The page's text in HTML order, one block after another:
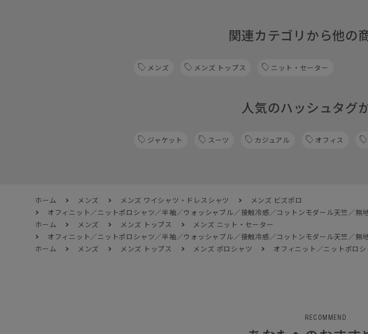
関連カテゴリから他の
メンズ メンズ トップス ニット・セーター
人気のハッシュタグ
ジャケット スーツ カジュアル オフィス
ホーム メンズ メンズ ワイシャツ・ドレスシャツ
メンズ ビズポロ
オフィニット／ニットポロシャツ／半袖／ウォッシャブル／接触冷感／コットンモダール天竺／無
ホーム
メンズ メンズ トップス
メンズ ニット・セーター
オフィニット／ニットポロシャツ／半袖／ウォッシャブル／接触冷感／コットンモダール天竺／無
ホーム
メンズ メンズ トップス メンズ ポロシャツ オフィニット／ニットポロ
RECOMMEND